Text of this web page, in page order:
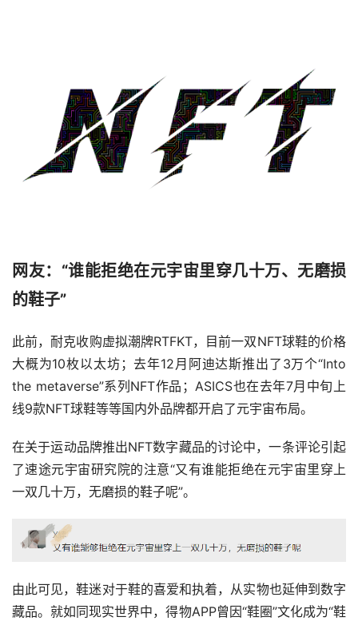
网友：“谁能拒绝在元宇宙里穿几十万、无磨损
的鞋子”
此前，耐克收购虚拟潮牌RTFKT，目前一双NFT球鞋的价格
大概为10枚以太坊；去年12月阿迪达斯推出了3万个“Into
the metaverse”系列NFT作品；ASICS也在去年7月中旬上
线9款NFT球鞋等等国内外品牌都开启了元宇宙布局。
在关于运动品牌推出NFT数字藏品的讨论中，一条评论引起
了速途元宇宙研究院的注意“又有谁能拒绝在元宇宙里穿上
一双几十万，无磨损的鞋子呢”。
由此可见，鞋迷对于鞋的喜爱和执着，从实物也延伸到数字
藏品。就如同现实世界中，得物APP曾因“鞋圈”文化成为“鞋